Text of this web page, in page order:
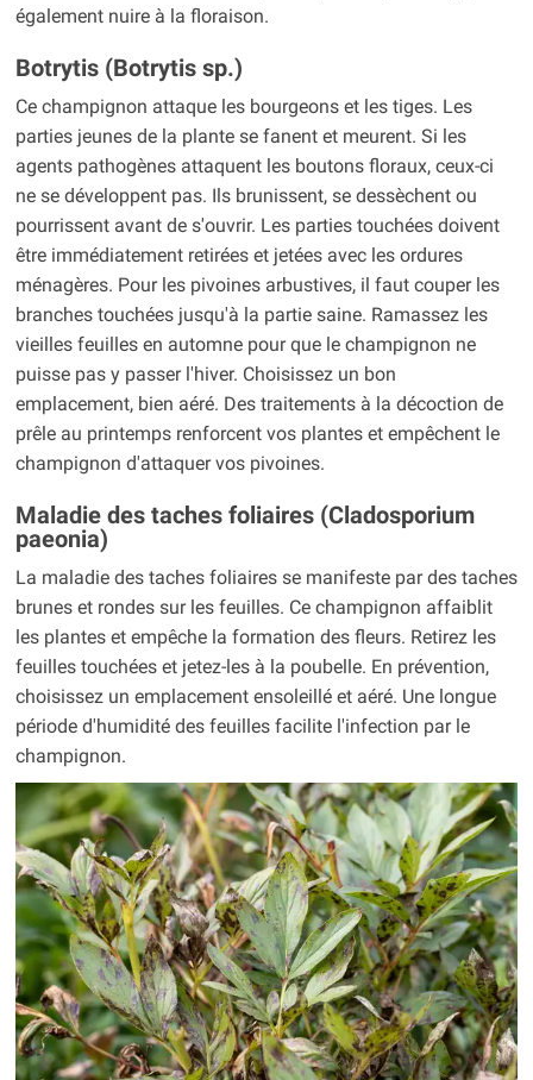
également nuire à la floraison.
Botrytis (Botrytis sp.)
Ce champignon attaque les bourgeons et les tiges. Les
parties jeunes de la plante se fanent et meurent. Si les
agents pathogènes attaquent les boutons floraux, ceux-ci
ne se développent pas. Ils brunissent, se dessèchent ou
pourrissent avant de s'ouvrir. Les parties touchées doivent
être immédiatement retirées et jetées avec les ordures
ménagères. Pour les pivoines arbustives, il faut couper les
branches touchées jusqu'à la partie saine. Ramassez les
vieilles feuilles en automne pour que le champignon ne
puisse pas y passer l'hiver. Choisissez un bon
emplacement, bien aéré. Des traitements à la décoction de
prêle au printemps renforcent vos plantes et empêchent le
champignon d'attaquer vos pivoines.
Maladie des taches foliaires (Cladosporium
paeonia)
La maladie des taches foliaires se manifeste par des taches
brunes et rondes sur les feuilles. Ce champignon affaiblit
les plantes et empêche la formation des fleurs. Retirez les
feuilles touchées et jetez-les à la poubelle. En prévention,
choisissez un emplacement ensoleillé et aéré. Une longue
période d'humidité des feuilles facilite l'infection par le
champignon.